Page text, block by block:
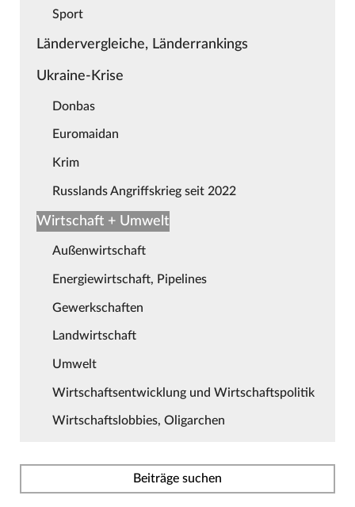
Sport
Ländervergleiche, Länderrankings
Ukraine-Krise
Donbas
Euromaidan
Krim
Russlands Angriffskrieg seit 2022
Wirtschaft + Umwelt
Außenwirtschaft
Energiewirtschaft, Pipelines
Gewerkschaften
Landwirtschaft
Umwelt
Wirtschaftsentwicklung und Wirtschaftspolitik
Wirtschaftslobbies, Oligarchen
Beiträge suchen